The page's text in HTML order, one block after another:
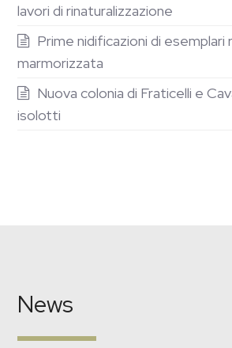
lavori di rinaturalizzazione
Prime nidificazioni di esemplari
marmorizzata
Nuova colonia di Fraticelli e
isolotti
News